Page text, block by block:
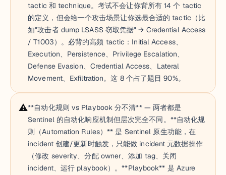
tactic 和 technique。考试不会让你背所有 14 个 tactic
的定义，但会给一个攻击场景让你选最合适的 tactic（比
如"攻击者 dump LSASS 窃取凭据" → Credential Access
/ T1003）。必背的高频 tactic：Initial Access、
Execution、Persistence、Privilege Escalation、
Defense Evasion、Credential Access、Lateral
Movement、Exfiltration。这 8 个占了题目 90%。
⚠️**自动化规则 vs Playbook 分不清** — 两者都是
Sentinel 的自动化响应机制但层次完全不同。**自动化规
则（Automation Rules）** 是 Sentinel 原生功能，在
incident 创建/更新时触发，只能做 incident 元数据操作
（修改 severity、分配 owner、添加 tag、关闭
incident、运行 playbook）。**Playbook** 是 Azure